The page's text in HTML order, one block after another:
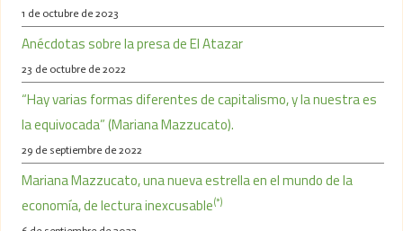
1 de octubre de 2023
Anécdotas sobre la presa de El Atazar
23 de octubre de 2022
“Hay varias formas diferentes de capitalismo, y la nuestra es
la equivocada” (Mariana Mazzucato).
29 de septiembre de 2022
Mariana Mazzucato, una nueva estrella en el mundo de la
economía, de lectura inexcusable(*)